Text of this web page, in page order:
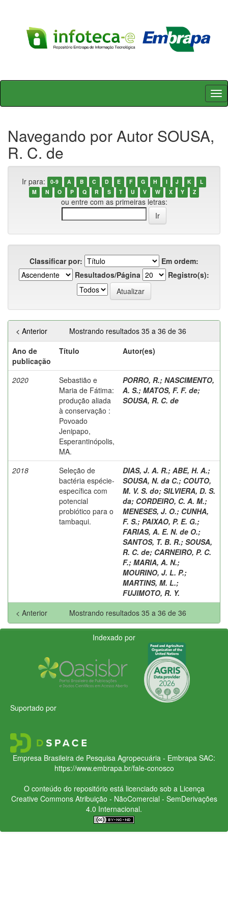
Skip
Navegando por Autor SOUSA,
R. C. de
Ir para: 0-9 A B C D E F G H I J K
L
M
N O P Q R S T U V W X Y Z
ou entre com as primeiras letras:
Classificar por:
Em ordem:
Resultados/Página
Registro(s):
Mostrando resultados 35 a 36 de 36
< Anterior
Ano de
publicação
Título Autor(es)
2020
Sebastião e
Maria de Fátima:
produção aliada
à conservação :
Povoado
Jenipapo,
Esperantinópolis,
MA.
PORRO, R.; NASCIMENTO,
A. S.; MATOS, F. F. de;
SOUSA, R. C. de
2018
Seleção de
bactéria espécie-
específica com
potencial
probiótico para o
tambaqui.
DIAS, J. A. R.; ABE, H. A.;
SOUSA, N. da C.; COUTO,
M. V. S. do; SILVIERA, D. S.
da; CORDEIRO, C. A. M.;
MENESES, J. O.; CUNHA,
F. S.; PAIXAO, P. E. G.;
FARIAS, A. E. N. de O.;
SANTOS, T. B. R.; SOUSA,
R. C. de; CARNEIRO, P. C.
F.; MARIA, A. N.;
MOURINO, J. L. P.;
MARTINS, M. L.;
FUJIMOTO, R. Y.
Mostrando resultados 35 a 36 de 36
< Anterior
Indexado por
Suportado por
Empresa Brasileira de Pesquisa Agropecuária - Embrapa SAC:
https://www.embrapa.br/fale-conosco
O conteúdo do repositório está licenciado sob a Licença
Creative CommonsAtribuição - NãoComercial - SemDerivações
4.0 Internacional.